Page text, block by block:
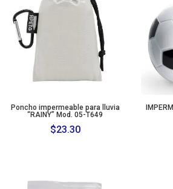
Poncho impermeable para lluvia
“RAINY” Mod. 05-T649
$23.30